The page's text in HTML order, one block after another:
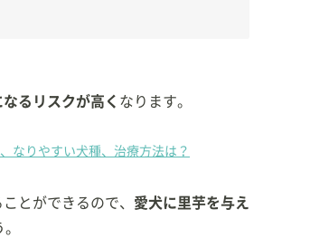
るリスクが高く なります。
なりやすい犬種、治療方法は？
とができるので、 愛犬に里芋を与え